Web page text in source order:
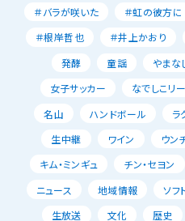
＃バラが咲いた
＃虹の彼方に
＃根岸哲也
＃井上かおり
発酵
童謡 やまな
女子サッカー
なでしこリ
名山
ハンドボール ラ
生中継
ワイン ウン
キム・ミンギュ
チン・セヨン
ニュース
地域情報 ソフ
生放送
文化 歴史